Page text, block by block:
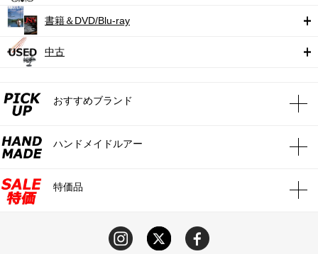
書籍＆DVD/Blu-ray
中古
おすすめブランド
ハンドメイドルアー
特価品